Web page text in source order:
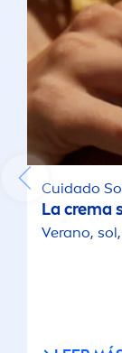
Cuidado
La crema
Verano,